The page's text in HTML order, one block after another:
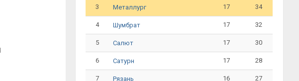
3 Металлург 17 34
4 Шумбрат 17 32
5 Салют 17 30
6 Сатурн 17 28
7 Рязань 16 27